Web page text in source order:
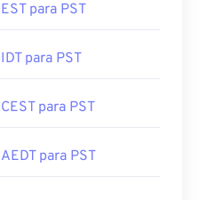
EST para PST
IDT para PST
CEST para PST
AEDT para PST